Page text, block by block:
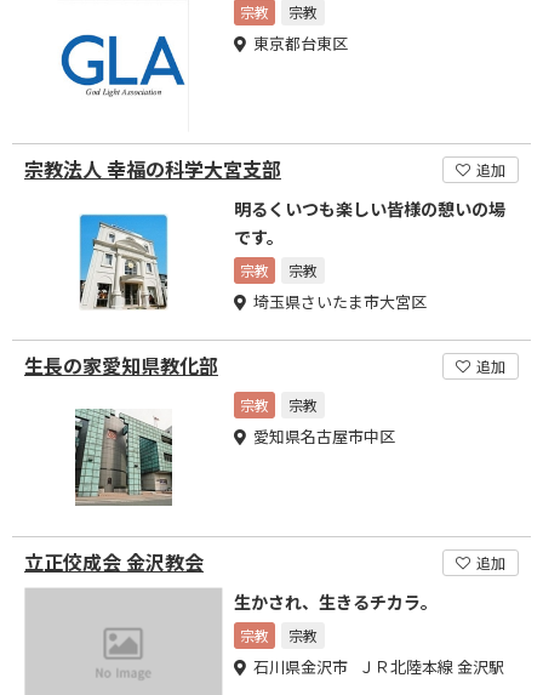
宗教
宗教
東京都台東区
宗教法人 幸福の科学大宮支部 追加
明るくいつも楽しい皆様の憩いの場
です。
宗教 宗教
埼玉県さいたま市大宮区
生長の家愛知県教化部
追加
宗教
宗教
愛知県名古屋市中区
立正佼成会 金沢教会 追加
生かされ、生きるチカラ。
宗教 宗教
石川県金沢市 ＪＲ北陸本線 金沢駅